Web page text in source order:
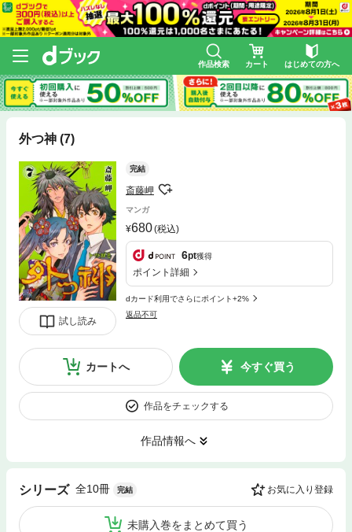
作品検索 カート はじめての方へ
外つ神 (7)
試し読み
完結
斎藤岬
マンガ
680(税込)
6pt獲得
ポイント詳細
dカード利用でさらにポイント+2%
返品不可
カートへ 今すぐ買う
作品をチェックする
作品情報へ
シリーズ 全10冊 完結 お気に入り登録
未購入巻をまとめて買う